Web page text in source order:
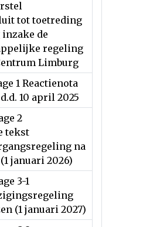
tot toetreding
de
regeling
Limburg
1 Reactienota
10 april 2025
2
tekst
na
januari 2026)
3-1
(1 januari 2027)